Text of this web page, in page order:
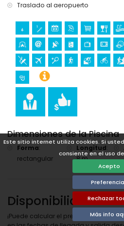
Este sitio internet utiliza cookies. Si
consiente en el uso
Acepto
Rechazar
Más info
Deportes
tenis, senderismo, ciclismo de
escalada, piragüismo, kayak,
menos de 5 kilómetros de la
golf (Club de Golf, Jávea) y
kilómetros de la villa)
Traslado al aeropuerto
Dimensiones de la Piscina
Forma:
rectangular
Longitud:
8 m.
Disponibilidad
¡Puede calcular el precio del alquiler